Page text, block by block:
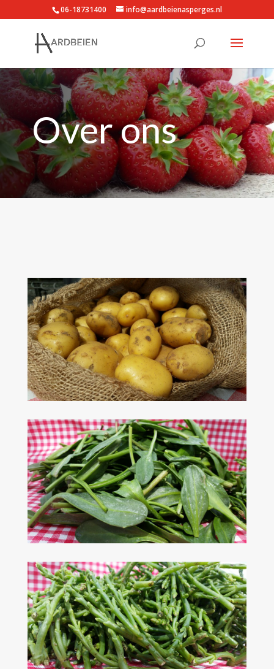
06-18731400 info@aardbeienasperges.nl
Over ons